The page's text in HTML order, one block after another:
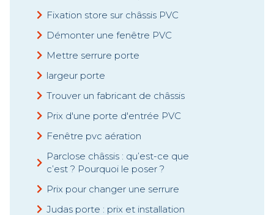
Fixation store sur châssis PVC
Démonter une fenêtre PVC
Mettre serrure porte
largeur porte
Trouver un fabricant de châssis
Prix d'une porte d'entrée PVC
Fenêtre pvc aération
Parclose châssis : qu’est-ce que
c’est ? Pourquoi le poser ?
Prix pour changer une serrure
Judas porte : prix et installation